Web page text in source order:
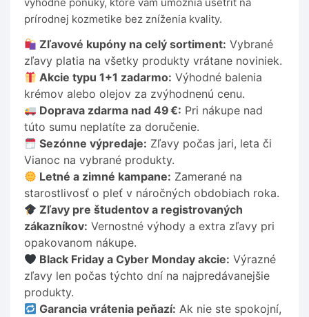
prírodnej kozmetike bez zníženia kvality.
Zľavové kupóny na celý sortiment: Vybrané
zľavy platia na všetky produkty vrátane noviniek.
Akcie typu 1+1 zadarmo: Výhodné balenia
krémov alebo olejov za zvýhodnenú cenu.
Doprava zdarma nad 49€: Pri nákupe nad
túto sumu neplatíte za doručenie.
Sezónne výpredaje: Zľavy počas jari, leta či
Vianoc na vybrané produkty.
Letné a zimné kampane: Zamerané na
starostlivosť o pleť v náročných obdobiach roka.
Zľavy pre študentov a registrovaných
zákazníkov: Vernostné výhody a extra zľavy pri
opakovanom nákupe.
Black Friday a Cyber Monday akcie: Výrazné
zľavy len počas týchto dní na najpredávanejšie
produkty.
Garancia vrátenia peňazí: Ak nie ste spokojní,